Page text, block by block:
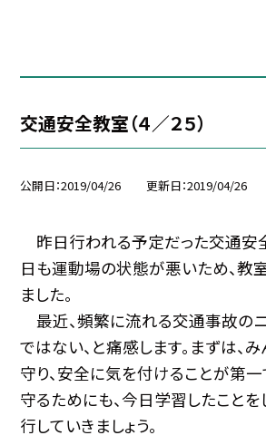
交通安全教室（４／２５）
公開日 2019/04/26 更新日 2019/04/26
昨日行われる予定だった交通安
日も運動場の状態が悪いため、教
ました。
最近、頻繁に流れる交通事故のニ
ではない、と痛感します。まずは、
守り、安全に気を付けることが第一
守るためにも、今日学習したことを
行していきましょう。